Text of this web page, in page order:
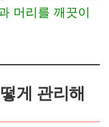
머리를 깨끗이
게 관리해